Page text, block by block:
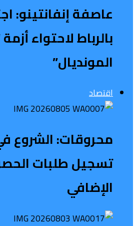
عاصفة إنفانتينو:
بالرباط لاحتواء
المونديال”
اقتصاد
محروقات: الشروع
تسجيل طلبات
الإضافي